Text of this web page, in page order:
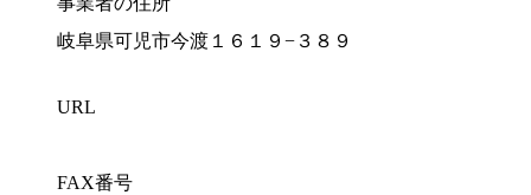
岐阜県可児市今渡１６１９−３８９
URL
FAX番号